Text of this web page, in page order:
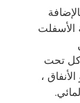
الأسفلت
تحت
،